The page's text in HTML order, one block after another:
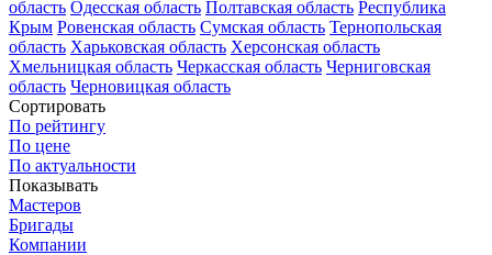
область Одесская область Полтавская область Республика
Крым Ровенская область Сумская область Тернопольская
область Харьковская область Херсонская область
Хмельницкая область Черкасская область Черниговская
область Черновицкая область
Сортировать
По рейтингу
По цене
По актуальности
Показывать
Мастеров
Бригады
Компании